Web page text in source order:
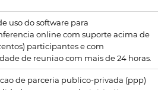
uso do software para
online com suporte acima de
participantes e com
de reuniao com mais de 24 horas.
de parceria publico-privada (ppp)